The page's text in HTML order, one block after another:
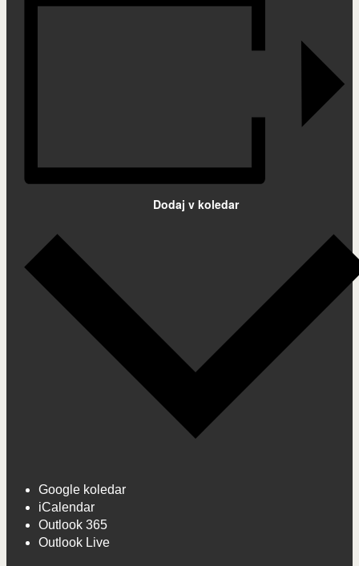
Dodaj v koledar
Google koledar
iCalendar
Outlook 365
Outlook Live